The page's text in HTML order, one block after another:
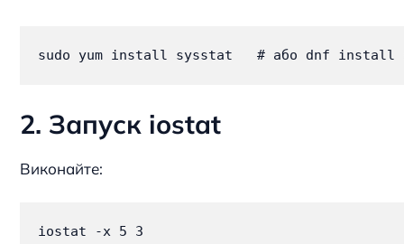
sudo yum install sysstat   # або dnf install
2. Запуск iostat
Виконайте:
iostat -x 5 3